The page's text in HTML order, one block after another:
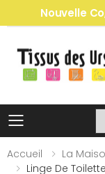
Nouvelle
Toggle
Accueil
La
Linge De